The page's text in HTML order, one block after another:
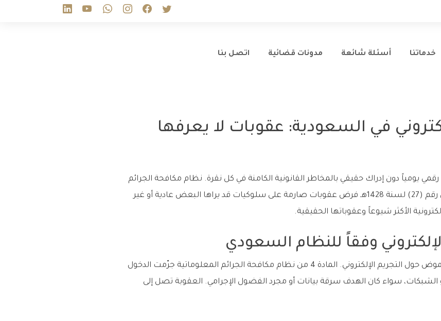
خدماتنا أسئلة شائعة مدونات قضائية اتصل بنا
في السعودية: عقوبات لا يعرفها
يومياً دون إدراك حقيقي بالمخاطر القانونية الكامنة في كل نقرة. نظام مكافحة الجرائم
المعلوماتية الصادر بالمرسوم الملكي رقم (27) لسنة 1428هـ فرض عقوبات صارمة على سلوكيات قد يراها البعض عادية أو غير
الأكثر شيوعاً وعقوباتها الحقيقية.
وفقاً للنظام السعودي
النظام السعودي لم يترك مساحة غموض حول التجريم الإلكتروني. المادة 4 من نظام مكافحة الجرائم المعلوماتية جرّمت الدخول
الشبكات، سواء كان الهدف سرقة بيانات أو مجرد الفضول الإجرامي. العقوبة تصل إلى